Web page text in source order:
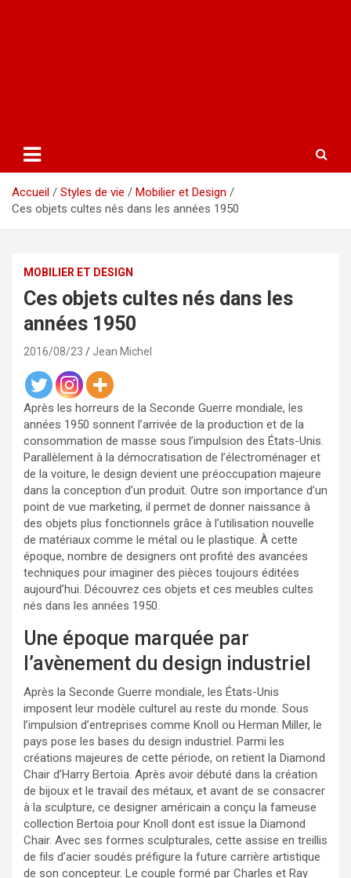
Accueil Styles de vie
Mobilier et Design
Ces objets cultes nés dans les années 1950
MOBILIER ET DESIGN
Ces objets cultes nés dans les
années 1950
2016/08/23 Jean Michel
Après les horreurs de la Seconde Guerre mondiale, les
années 1950 sonnent l’arrivée de la production et de la
consommation de masse sous l’impulsion des États-Unis.
Parallèlement à la démocratisation de l’électroménager et
de la voiture, le design devient une préoccupation majeure
dans la conception d’un produit. Outre son importance d’un
point de vue marketing, il permet de donner naissance à
des objets plus fonctionnels grâce à l’utilisation nouvelle
de matériaux comme le métal ou le plastique. À cette
époque, nombre de designers ont profité des avancées
techniques pour imaginer des pièces toujours éditées
aujourd’hui. Découvrez ces objets et ces meubles cultes
nés dans les années 1950.
Une époque marquée par
l’avènement du design industriel
Après la Seconde Guerre mondiale, les États-Unis
imposent leur modèle culturel au reste du monde. Sous
l’impulsion d’entreprises comme Knoll ou Herman Miller, le
pays pose les bases du design industriel. Parmi les
créations majeures de cette période, on retient la Diamond
Chair d’Harry Bertoia. Après avoir débuté dans la création
de bijoux et le travail des métaux, et avant de se consacrer
à la sculpture, ce designer américain a conçu la fameuse
collection Bertoia pour Knoll dont est issue la Diamond
Chair. Avec ses formes sculpturales, cette assise en treillis
de fils d’acier soudés préfigure la future carrière artistique
de son concepteur. Le couple formé par Charles et Ray